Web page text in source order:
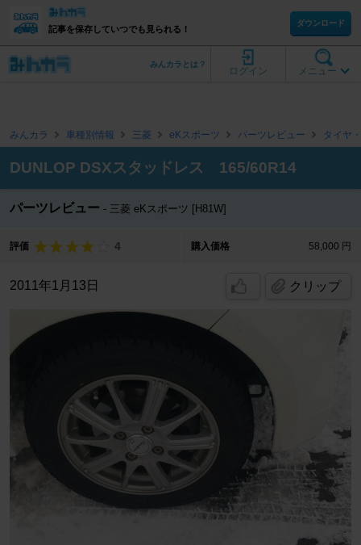
記事を保存していつでも見られる！
ダウンロード
メニュー
ログイン
みんカラとは？
みんカラ 車種別情報 三菱 eKスポーツ パーツレビュー タイヤ
DUNLOP DSXスタッドレス 165/60R14
パーツレビュー 三菱 eKスポーツ [H81W]
評価 4 購入価格 58,000 円
2011年1月13日 クリップ